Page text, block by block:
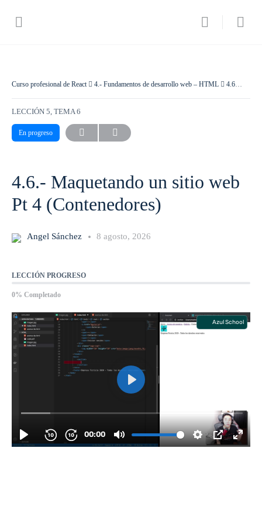
Curso profesional de React 4.- Fundamentos de desarrollo web – HTML 4.6.- Maquetando un sitio web Pt 4 (Contenedores)
LECCIÓN 5, TEMA 6
En progreso
4.6.- Maquetando un sitio web
Pt 4 (Contenedores)
Angel Sánchez 8 agosto, 2026
LECCIÓN PROGRESO
0% Completado